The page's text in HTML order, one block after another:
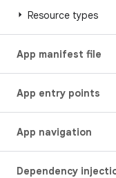
Resource types
App manifest file
App entry points
App navigation
Dependency